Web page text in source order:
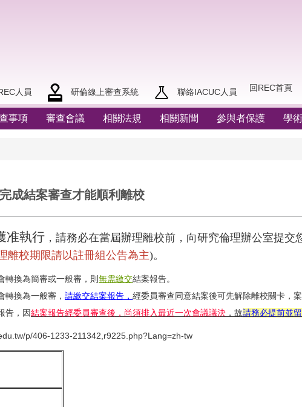
人員 研倫線上審查系統 聯絡IACUC人員 回REC首頁
事項 審查會議 相關法規 相關新聞 參與者保護 學
成結案審查才能順利離校
准執行 ，請務必在當屆辦理離校前，向研究倫理辦公室提交
離校期限請以註冊組公告為主)。
轉換為簡審或一般審，則 無需繳交結案報告。
轉換為一般審， 請繳交結案報告， 經委員審查同意結案後可先解除離校關卡，案
告，因結案報告經委員審查後，尚須排入最近一次會議議決 ，故請務必提前並
p/406-1233-211342,r9225.php?Lang=zh-tw